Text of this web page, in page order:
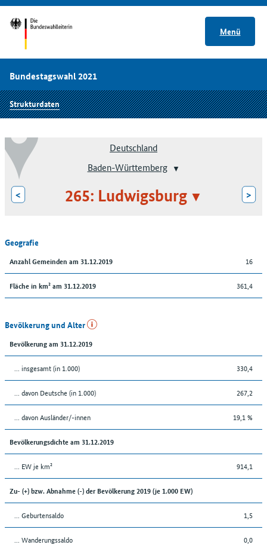
Menü
Bundestagswahl 2021
Strukturdaten
Deutschland
Baden-Württemberg
< 265: Ludwigsburg >
Geografie
Anzahl Gemeinden am 31.12.2019 16
Fläche in km² am 31.12.2019 361,4
Bevölkerung und Alter
Bevölkerung am 31.12.2019
... insgesamt (in 1.000) 330,4
... davon Deutsche (in 1.000) 267,2
... davon Ausländer/-innen 19,1 %
Bevölkerungsdichte am 31.12.2019
... EW je km² 914,1
Zu- (+) bzw. Abnahme (-) der Bevölkerung 2019 (je 1.000 EW)
... Geburtensaldo 1,5
... Wanderungssaldo 0,0